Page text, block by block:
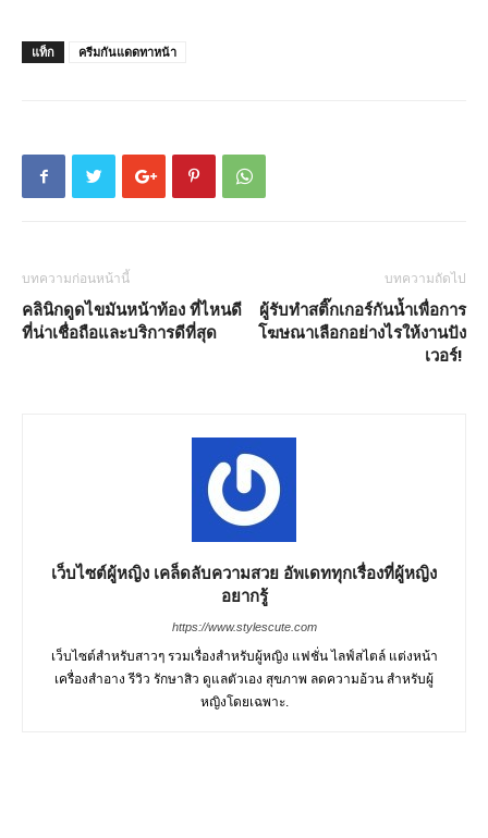
แท็ก ครีมกันแดดทาหน้า
บทความก่อนหน้านี้
คลินิกดูดไขมันหน้าท้อง ที่ไหนดี
ที่น่าเชื่อถือและบริการดีที่สุด
บทความถัดไป
ผู้รับทำสติ๊กเกอร์กันน้ำเพื่อการ
โฆษณาเลือกอย่างไรให้งานปัง
เวอร์!
เว็บไซต์ผู้หญิง เคล็ดลับความสวย อัพเดททุกเรื่องที่ผู้หญิง
อยากรู้
https://www.stylescute.com
เว็บไซต์สำหรับสาวๆ รวมเรื่องสำหรับผู้หญิง แฟชั่น ไลฟ์สไตล์ แต่งหน้า
เครื่องสำอาง รีวิว รักษาสิว ดูแลตัวเอง สุขภาพ ลดความอ้วน สำหรับผู้
หญิงโดยเฉพาะ.